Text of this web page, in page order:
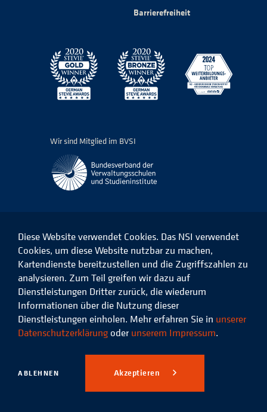
Barrierefreiheit
Wir sind Mitglied im BVSI
Das
NSI
Facebook
Das
NSI
auf
LinkedIn
Das
NSI
auf
Instagram
Das
Xing
© 2026 Niedersächsisches
Studieninstitut für kommunale
Verwaltung e.V.
Datenschutz Impressum
Diese Website verwendet Cookies. Das NSI verwendet
Cookies, um diese Website nutzbar zu machen,
Kartendienste bereitzustellen und die Zugriffszahlen zu
analysieren. Zum Teil greifen wir dazu auf
Dienstleistungen Dritter zurück, die wiederum
Informationen über die Nutzung dieser
Dienstleistungen einholen. Mehr erfahren Sie in unserer
Datenschutzerklärung oder unserem Impressum.
ABLEHNEN Akzeptieren